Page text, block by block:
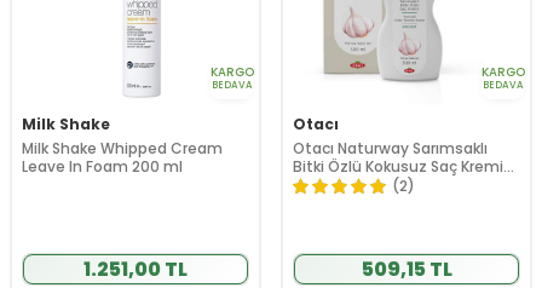
KARGO
BEDAVA
Milk Shake
Milk Shake Whipped Cream
Leave In Foam 200 ml
1.251,00 TL
KARGO
BEDAVA
Otacı
Otacı Naturway Sarımsaklı
Bitki Özlü Kokusuz Saç Kremi
300 ml
(2)
509,15 TL